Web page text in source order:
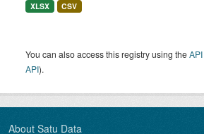
XLSX CSV
You can also access this registry using theAPI
API).
About Satu Data